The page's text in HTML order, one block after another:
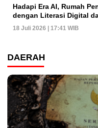
Hadapi Era AI, Rumah
dengan Literasi Digital
18 Juli 2026 | 17:41 WIB
DAERAH